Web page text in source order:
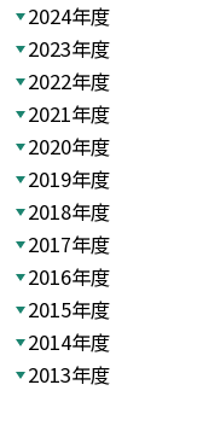
2024年度
2023年度
2022年度
2021年度
2020年度
2019年度
2018年度
2017年度
2016年度
2015年度
2014年度
2013年度